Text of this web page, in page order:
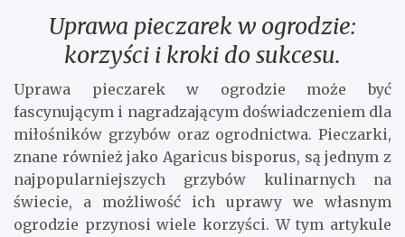
Uprawa pieczarek w ogrodzie:
korzyści i kroki do sukcesu.
Uprawa pieczarek w ogrodzie może być
fascynującym i nagradzającym doświadczeniem dla
miłośników grzybów oraz ogrodnictwa. Pieczarki,
znane również jako Agaricus bisporus, są jednym z
najpopularniejszych grzybów kulinarnych na
świecie, a możliwość ich uprawy we własnym
ogrodzie przynosi wiele korzyści. W tym artykule